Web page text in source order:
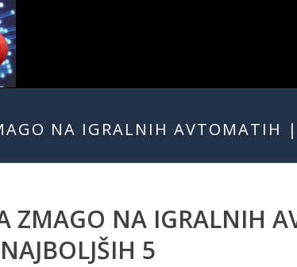
NA IGRALNIH AVTOMATIH
ZMAGO NA IGRALNIH
5